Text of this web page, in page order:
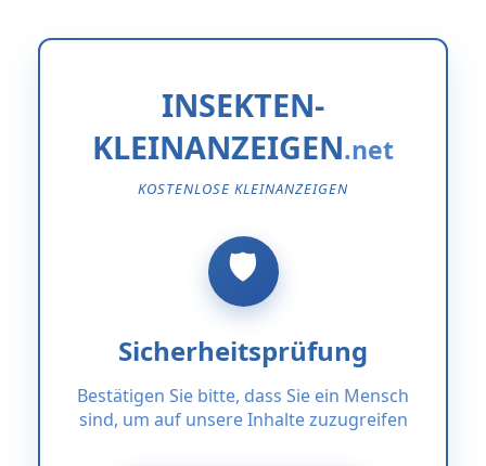
INSEKTEN-
KLEINANZEIGEN
KOSTENLOSE KLEINANZEIGEN
Sicherheitsprüfung
Bestätigen Sie bitte, dass Sie ein Mensch
sind, um auf unsere Inhalte zuzugreifen